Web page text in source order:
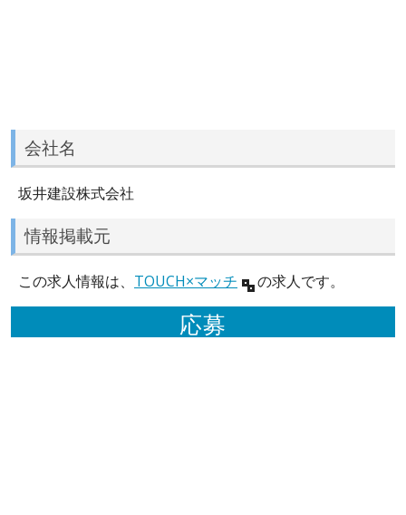
会社名
坂井建設株式会社
情報掲載元
この求人情報は、 TOUCH×マッチ の求人です。
応募